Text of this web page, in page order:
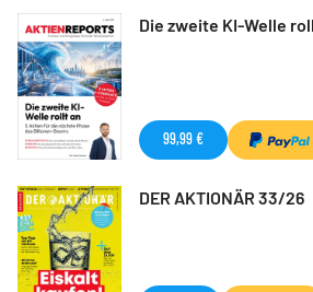
Die zweite KI-Welle
99,99 €
DER AKTIONÄR 33/26